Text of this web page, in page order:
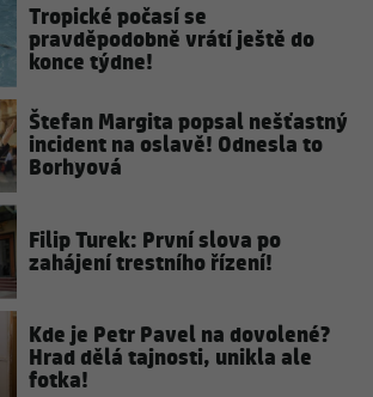
Tropické počasí se
pravděpodobně vrátí ještě do
konce týdne!
Štefan Margita popsal nešťastný
incident na oslavě! Odnesla to
Borhyová
Filip Turek: První slova po
zahájení trestního řízení!
Kde je Petr Pavel na dovolené?
Hrad dělá tajnosti, unikla ale
fotka!